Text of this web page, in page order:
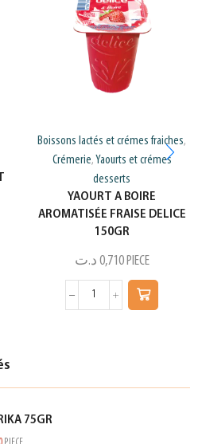
Boissons lactés et crémes fraiches,
Crémerie, Yaourts et crémes
desserts
YAOURT A BOIRE
AROMATISÉE FRAISE DELICE
150GR
0,710 د.ت PIECE
75GR